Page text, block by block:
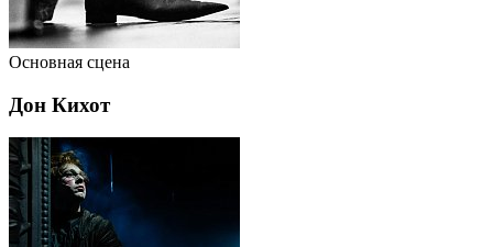
Основная сцена
Дон Кихот